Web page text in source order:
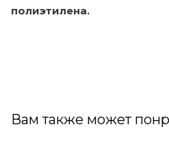
полиэтилена.
Вам также может